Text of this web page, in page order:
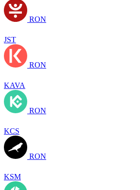
RON
JST
RON
KAVA
RON
KCS
RON
KSM